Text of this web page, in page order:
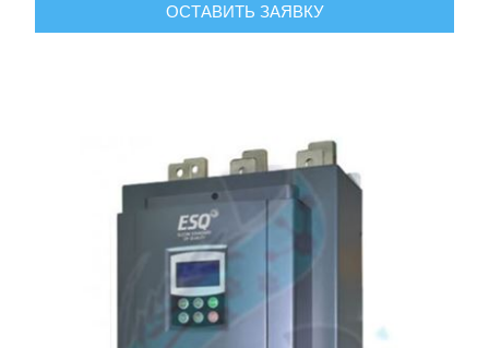
ОСТАВИТЬ ЗАЯВКУ